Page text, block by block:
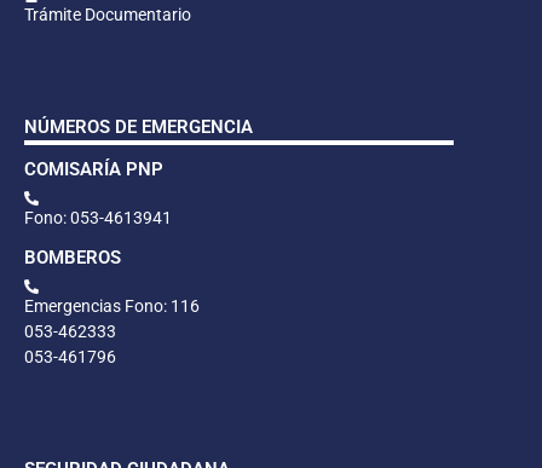
Trámite Documentario
NÚMEROS DE EMERGENCIA
COMISARÍA PNP
Fono: 053-4613941
BOMBEROS
Emergencias Fono: 116
053-462333
053-461796